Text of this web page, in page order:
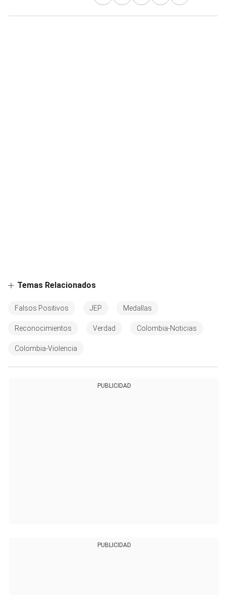
Temas Relacionados
Falsos Positivos JEP Medallas
Reconocimientos Verdad Colombia-Noticias
Colombia-Violencia
PUBLICIDAD
PUBLICIDAD